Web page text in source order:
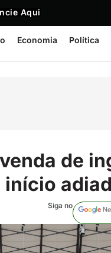
Aqui
Economia Política
de
Siga no